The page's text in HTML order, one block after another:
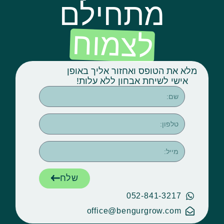
מתחילם
לצמוח
את הטופס ואחזור אליך באופן
אישי לשיחת אבחון ללא עלות!
052-841-3217
office@bengurgrow.com